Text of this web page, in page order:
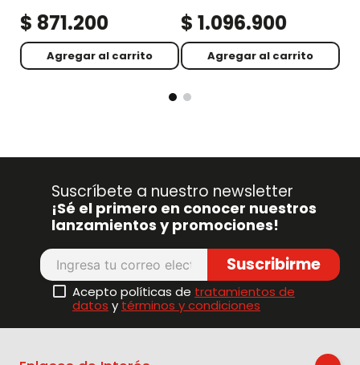
$ 871.200
Agregar al carrito
$ 1.096.900
Agregar al carrito
Suscríbete a nuestro newsletter
¡Sé el primero en conocer nuestros
lanzamientos y promociones!
Suscribirme
Acepto políticas de tratamientos de
datos y términos y condiciones